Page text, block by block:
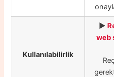
Kullanılabilirlik
▶️
web